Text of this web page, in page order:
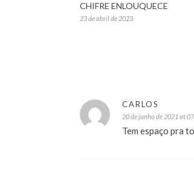
CHIFRE ENLOUQUECE
23 de abril de 2023
CARLOS
20 de junho de 2021 at
Tem espaço pra